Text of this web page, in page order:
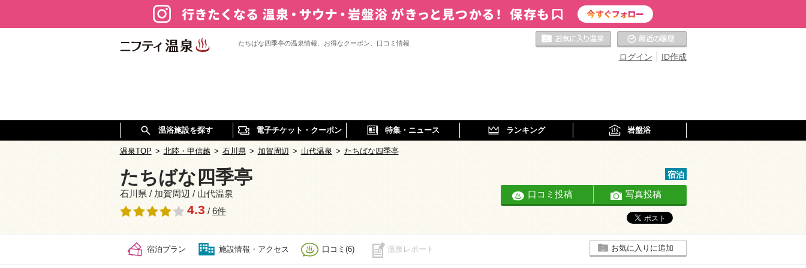
たちばな四季亭の温泉情報、お得なクーポン、口コミ情報
ID作成
ログイン
お気に入りの温泉
温浴施設を探す 電子チケット・クーポン 特集・ニュース ランキング 岩盤浴
温泉TOP > 北陸・甲信越 > 石川県 > 加賀周辺 > 山代温泉 > たちばな四季亭
たちばな四季亭
石川県 / 加賀周辺 / 山代温泉
4.3 / 6件
宿泊
口コミ投稿 写真投稿
宿泊プラン 施設情報・アクセス 口コミ(6) 温泉レポート お気に入りに追加